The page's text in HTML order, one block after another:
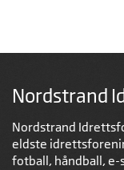
Nordstrand
Nordstrand
eldste
fotball, håndball,